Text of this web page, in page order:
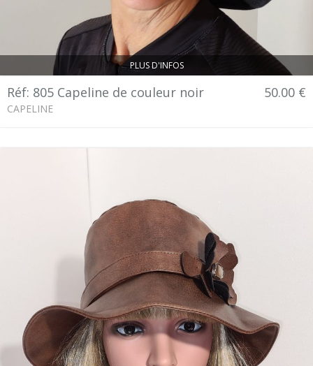
PLUS D'INFOS
Réf: 805 Capeline de couleur noir
CAPELINE
50.00 €